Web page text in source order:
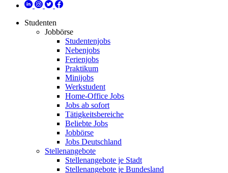
Studenten
Jobbörse
Studentenjobs
Nebenjobs
Ferienjobs
Praktikum
Minijobs
Werkstudent
Home-Office Jobs
Jobs ab sofort
Tätigkeitsbereiche
Beliebte Jobs
Jobbörse
Jobs Deutschland
Stellenangebote
Stellenangebote je Stadt
Stellenangebote je Bundesland